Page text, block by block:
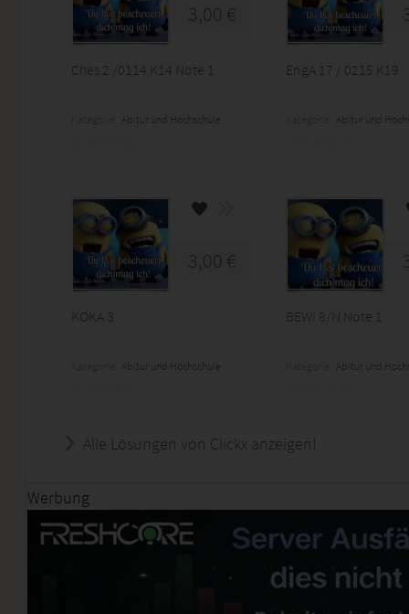
3,00 €
Ches 2 /0114 K14 Note 1
Abitur und Hochschule
EngA 17 / 0215 K19
Abitur und
3,00 €
KOKA 3
Abitur und Hochschule
BEWI 8/N Note 1
Abitur und
Alle Lösungen von Clickx anzeigen!
Werbung